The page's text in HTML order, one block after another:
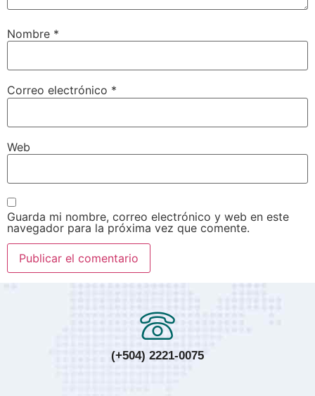
Nombre *
Correo electrónico *
Web
Guarda mi nombre, correo electrónico y web en este
navegador para la próxima vez que comente.
(+504) 2221-0075